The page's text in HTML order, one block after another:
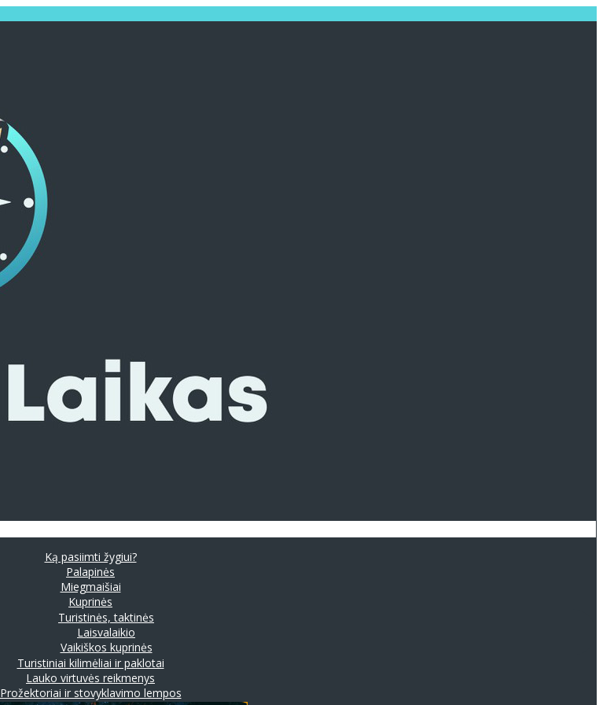
Ką pasiimti žygiui?
Palapinės
Miegmaišiai
Kuprinės
Turistinės, taktinės
Laisvalaikio
Vaikiškos kuprinės
Turistiniai kilimėliai ir paklotai
Lauko virtuvės reikmenys
Prožektoriai ir stovyklavimo lempos